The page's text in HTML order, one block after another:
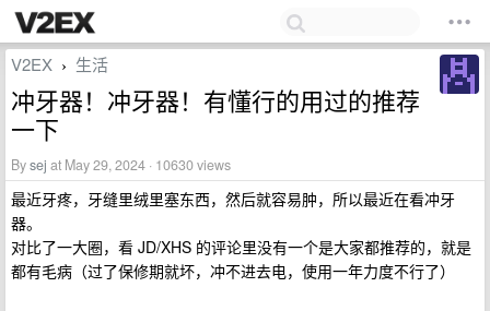
V2EX › 生活
冲牙器！冲牙器！有懂行的用过的推荐
一下
Bysej at May 29, 2024 · 10630 views
最近牙疼，牙缝里绒里塞东西，然后就容易肿，所以最近在看冲牙
器。
对比了一大圈，看 JD/XHS 的评论里没有一个是大家都推荐的，就是
都有毛病（过了保修期就坏，冲不进去电，使用一年力度不行了）